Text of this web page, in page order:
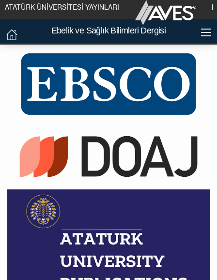
ATATÜRK ÜNİVERSİTESİ YAYINLARI
Ebelik ve Sağlık Bilimleri Dergisi